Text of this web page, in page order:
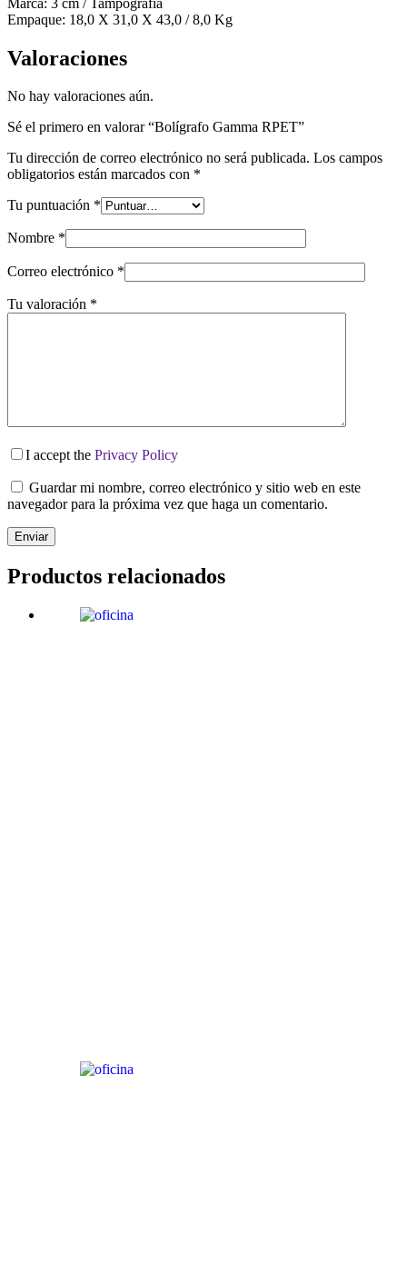
Empaque: 18,0 X 31,0 X 43,0 / 8,0 Kg
Valoraciones
No hay valoraciones aún.
Sé el primero en valorar “Bolígrafo Gamma RPET”
Tu dirección de correo electrónico no será publicada. Los campos
obligatorios están marcados con *
Tu puntuación *
Nombre *
Correo electrónico *
Tu valoración *
I accept the Privacy Policy
Guardar mi nombre, correo electrónico y sitio web en este
navegador para la próxima vez que haga un comentario.
Enviar
Productos relacionados